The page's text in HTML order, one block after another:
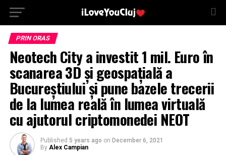
PRIN ORAS
Neotech City a investit 1 mil. Euro în
scanarea 3D și geospațială a
Bucureștiului și pune bazele trecerii
de la lumea reală în lumea virtuală
cu ajutorul criptomonedei NEOT
Published 5 years ago on December 6, 2021
By Alex Campian